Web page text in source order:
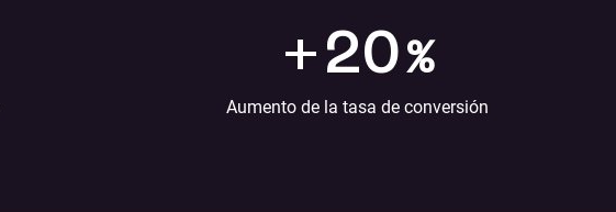
+20%
Aumento de la tasa de conversión